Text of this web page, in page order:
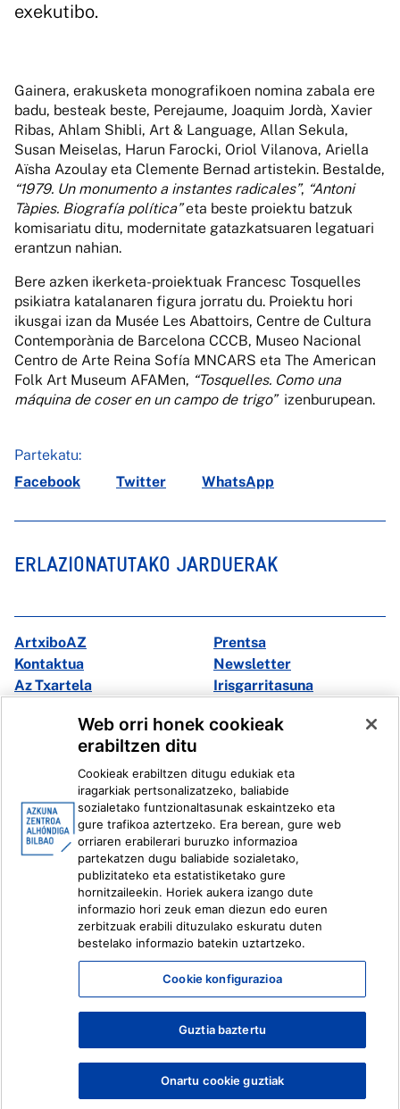
exekutibo.
Gainera, erakusketa monografikoen nomina zabala ere
badu, besteak beste, Perejaume, Joaquim Jordà, Xavier
Ribas, Ahlam Shibli, Art & Language, Allan Sekula,
Susan Meiselas, Harun Farocki, Oriol Vilanova, Ariella
Aïsha Azoulay eta Clemente Bernad artistekin. Bestalde,
“1979. Un monumento a instantes radicales”, “Antoni
Tàpies. Biografía política”eta beste proiektu batzuk
komisariatu ditu, modernitate gatazkatsuaren legatuari
erantzun nahian.
Bere azken ikerketa-proiektuak Francesc Tosquelles
psikiatra katalanaren figura jorratu du. Proiektu hori
ikusgai izan da Musée Les Abattoirs, Centre de Cultura
Contemporània de Barcelona CCCB, Museo Nacional
Centro de Arte Reina Sofía MNCARS eta The American
Folk Art Museum AFAMen, “Tosquelles. Como una
máquina de coser en un campo de trigo” izenburupean.
Partekatu:
Facebook
Twitter WhatsApp
ERLAZIONATUTAKO JARDUERAK
ArtxiboAZ
Prentsa
Kontaktua
Newsletter
Az Txartela
Irisgarritasuna
Instagram
Youtube
Linkedin
Ivoox
Lege informazioa Barneko Informazio Sistema
Web orri honek cookieak
erabiltzen ditu
Cookieak erabiltzen ditugu edukiak eta
iragarkiak pertsonalizatzeko, baliabide
sozialetako funtzionaltasunak eskaintzeko eta
gure trafikoa aztertzeko. Era berean, gure web
orriaren erabilerari buruzko informazioa
partekatzen dugu baliabide sozialetako,
publizitateko eta estatistiketako gure
hornitzaileekin. Horiek aukera izango dute
informazio hori zeuk eman diezun edo euren
zerbitzuak erabili dituzulako eskuratu duten
bestelako informazio batekin uztartzeko.
Cookie konfigurazioa
Guztia baztertu
Onartu cookie guztiak